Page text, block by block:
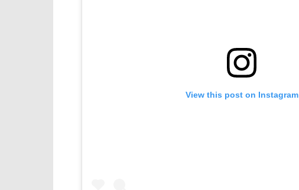
View this post on Instagram